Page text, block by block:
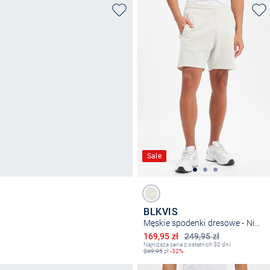
Sale
BLKVIS
249,95 zł
Obniżona cena
169,95 zł
Najniższa cena z ostatnich 30 dni:
249,95zł-32%